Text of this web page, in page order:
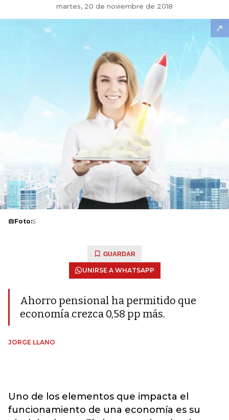
martes, 20 de noviembre de 2018
Foto:S
GUARDAR
UNIRSE A WHATSAPP
Ahorro pensional ha permitido que
economía crezca 0,58 pp más.
JORGE LLANO
Uno de los elementos que impacta el
funcionamiento de una economía es su